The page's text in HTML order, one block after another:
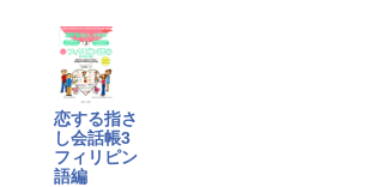
恋する指さ
し会話帳3
フィリピン
語編